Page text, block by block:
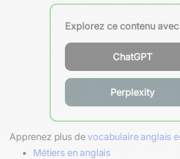
Explorez ce contenu
ChatGPT
Perplexity
Apprenez plus devocabulaire anglais
Métiers en anglais